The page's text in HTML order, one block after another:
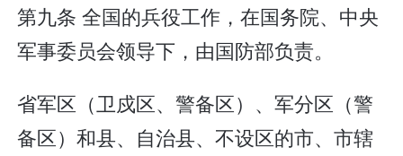
第九条 全国的兵役工作，在国务院、中央
军事委员会领导下，由国防部负责。
省军区（卫戍区、警备区）、军分区（警
备区）和县、自治县、不设区的市、市辖